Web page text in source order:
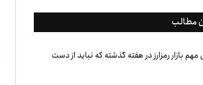
مطالب
مهم بازار رمزارز در هفته گذشته که نباید از دست